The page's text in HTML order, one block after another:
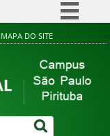
Participe
à informação
Legislação
MAPA DO SITE